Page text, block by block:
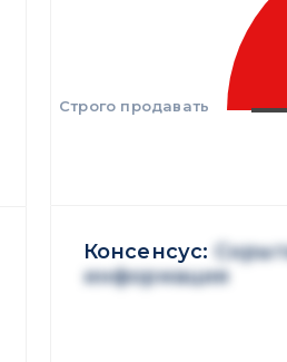
Строго продавать
Консенсус:
информация